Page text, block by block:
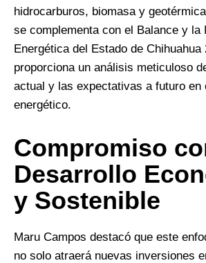
hidrocarburos, biomasa y
se complementa con el Balance y la
Energética del Estado de Chihuahua
proporciona un análisis meticuloso
actual y las expectativas a futuro en
energético.
Compromiso
Desarrollo
y Sostenible
Maru Campos destacó que este
no solo atraerá nuevas inversiones